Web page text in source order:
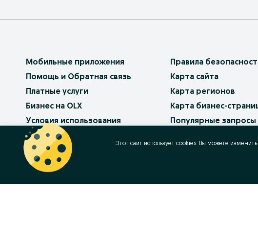
Мобильные приложения
Помощь и Обратная связь
Платные услуги
Бизнес на OLX
Условия использования
Политика конфиденциальности
Правила
Карта сайта
Карта регионов
Карта бизнес-
Популярные запросы
Этот сайт использует cookies. Вы можете